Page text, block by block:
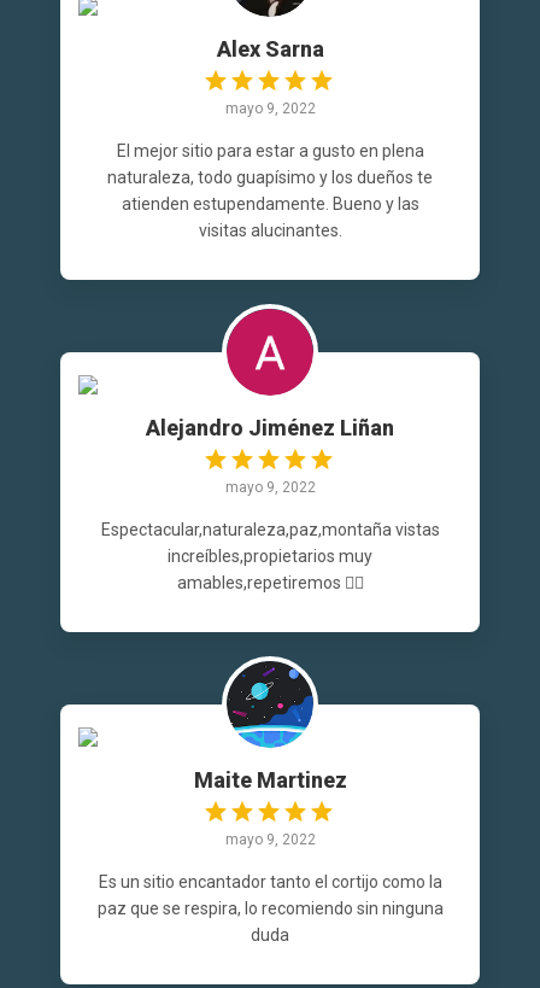
Alex Sarna
mayo 9, 2022
El mejor sitio para estar a gusto en plena
naturaleza, todo guapísimo y los dueños te
atienden estupendamente. Bueno y las
visitas alucinantes.
Alejandro Jiménez Liñan
mayo 9, 2022
Espectacular,naturaleza,paz,montaña vistas
increíbles,propietarios muy
amables,repetiremos 👍🏼
Maite Martinez
mayo 9, 2022
Es un sitio encantador tanto el cortijo como la
paz que se respira, lo recomiendo sin ninguna
duda